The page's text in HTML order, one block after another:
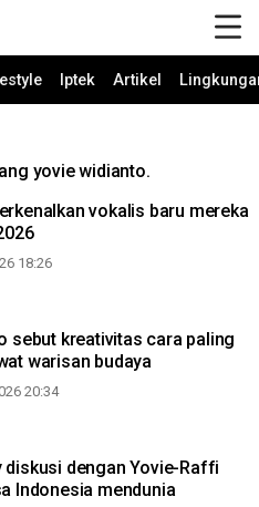
Iptek Artikel
yovie widianto.
vokalis baru mereka
18:26
sebut kreativitas cara paling
warisan budaya
20:34
diskusi dengan Yovie-Raffi
Indonesia mendunia